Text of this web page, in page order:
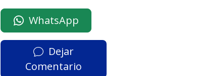
WhatsApp
Dejar
Comentario